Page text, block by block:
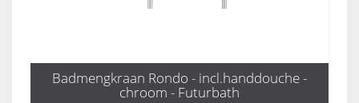
Badmengkraan Rondo - incl.handdouche -
chroom - Futurbath